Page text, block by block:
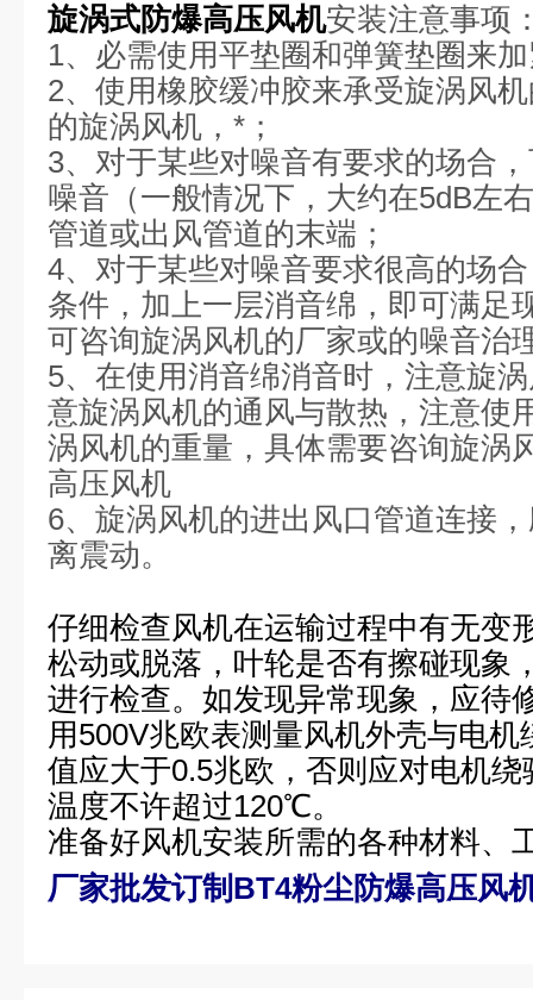
旋涡式防爆高压风机安装注意事项
1、必需使用平垫圈和弹簧垫圈来
2、使用橡胶缓冲胶来承受旋涡风
的旋涡风机，*；
3、对于某些对噪音有要求的场合
噪音（一般情况下，大约在5dB左
管道或出风管道的末端；
4、对于某些对噪音要求很高的场
条件，加上一层消音绵，即可满足
可咨询旋涡风机的厂家或的噪音治
5、在使用消音绵消音时，注意旋
意旋涡风机的通风与散热，注意使
涡风机的重量，具体需要咨询旋涡
高压风机
6、旋涡风机的进出风口管道连接
离震动。
仔细检查风机在运输过程中有无变
松动或脱落，叶轮是否有擦碰现象
进行检查。如发现异常现象，应待
用500V兆欧表测量风机外壳与电
值应大于0.5兆欧，否则应对电机
温度不许超过120℃。
准备好风机安装所需的各种材料、
厂家批发订制BT4粉尘防爆高压风